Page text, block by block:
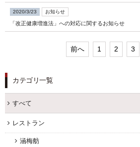
宿泊プラン一覧
レストラン予約
2020/3/23 お知らせ
「改正健康増進法」への対応に関するお知らせ
前へ 1 2 3
カテゴリ一覧
すべて
レストラン
涵梅舫